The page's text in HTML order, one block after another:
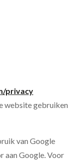
privacy
website gebruiken
van Google
aan Google. Voor